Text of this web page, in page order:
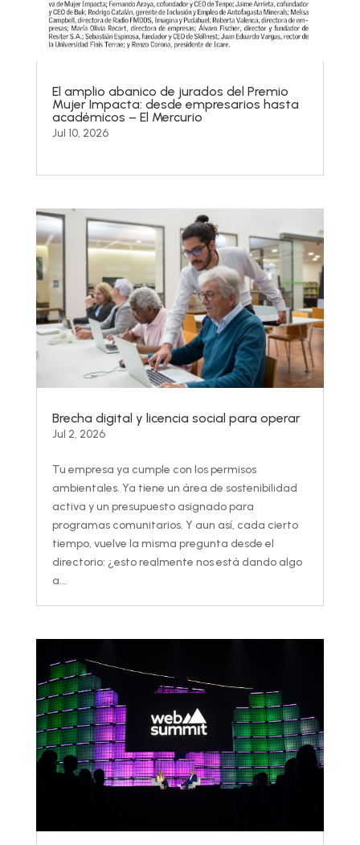
El amplio abanico de jurados del Premio
Mujer Impacta: desde empresarios hasta
académicos – El Mercurio
Jul 10, 2026
Brecha digital y licencia social para operar
Jul 2, 2026
Tu empresa ya cumple con los permisos
ambientales. Ya tiene un área de sostenibilidad
activa y un presupuesto asignado para
programas comunitarios. Y aun así, cada cierto
tiempo, vuelve la misma pregunta desde el
directorio: ¿esto realmente nos está dando algo
a...